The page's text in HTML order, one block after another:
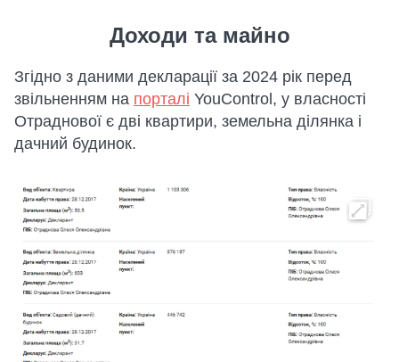
Доходи та майно
Згідно з даними декларації за 2024 рік перед
звільненням на порталі YouControl, у власності
Отраднової є дві квартири, земельна ділянка і
дачний будинок.